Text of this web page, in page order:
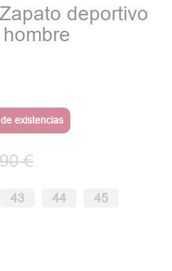
deportivo
existencias
€
43 44 45